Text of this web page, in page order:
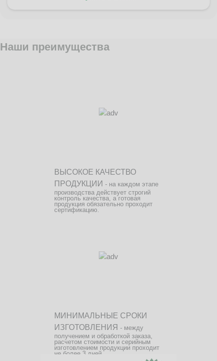
Наши преимущества
ВЫСОКОЕ КАЧЕСТВО
ПРОДУКЦИИ - на каждом этапе
производства действует строгий
контроль качества, а готовая
продукция обязательно проходит
сертификацию.
МИНИМАЛЬНЫЕ СРОКИ
ИЗГОТОВЛЕНИЯ - между
получением и обработкой заказа,
расчетом стоимости и серийным
изготовлением продукции проходит
не более 3 дней.